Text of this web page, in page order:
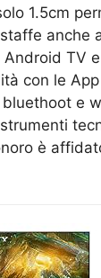
1.5cm
anche
TV
con le
e
è